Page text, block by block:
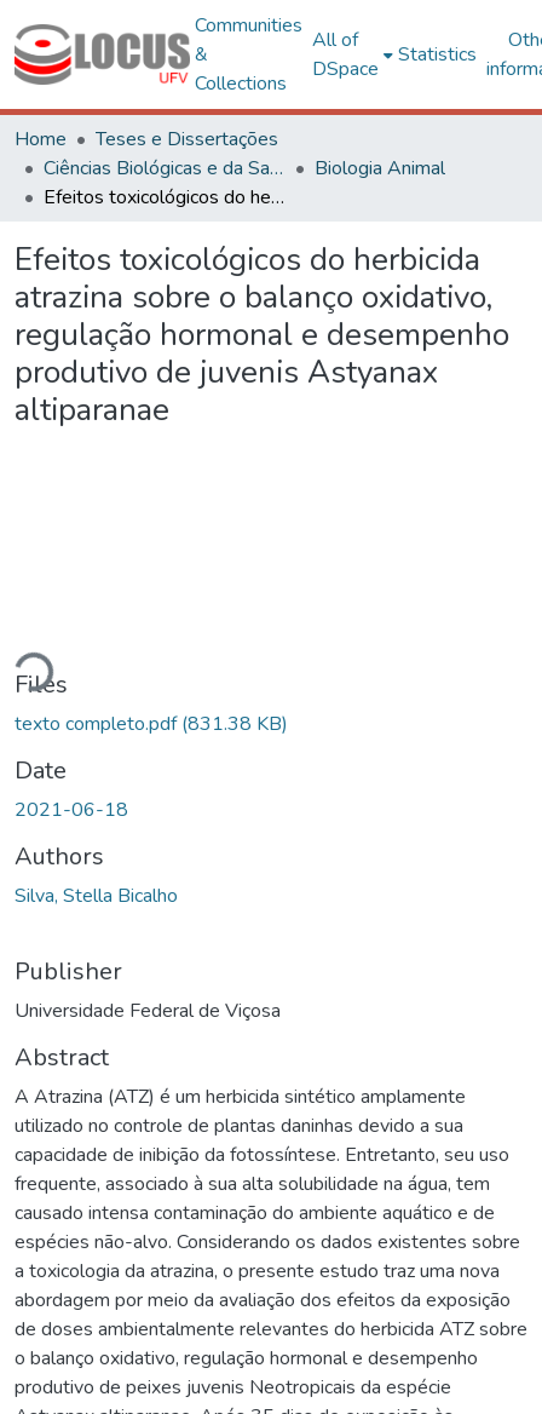
Communities
&
Collections
All of
DSpace
Statistics
Home
Teses e Dissertações
Ciências Biológicas e da Saúde
Biologia Animal
Efeitos toxicológicos do herbicida atrazina sobre o balanço oxidativo, regulação hormonal e desempenho produtivo de juvenis Astyanax altiparanae
Efeitos toxicológicos do herbicida
atrazina sobre o balanço oxidativo,
regulação hormonal e desempenho
produtivo de juvenis Astyanax
altiparanae
Loading...
Files
texto completo.pdf(831.38 KB)
Date
2021-06-18
Authors
Silva, Stella Bicalho
Publisher
Universidade Federal de Viçosa
Abstract
A Atrazina (ATZ) é um herbicida sintético amplamente
utilizado no controle de plantas daninhas devido a sua
capacidade de inibição da fotossíntese. Entretanto, seu uso
frequente, associado à sua alta solubilidade na água, tem
causado intensa contaminação do ambiente aquático e de
espécies não-alvo. Considerando os dados existentes sobre
a toxicologia da atrazina, o presente estudo traz uma nova
abordagem por meio da avaliação dos efeitos da exposição
de doses ambientalmente relevantes do herbicida ATZ sobre
o balanço oxidativo, regulação hormonal e desempenho
produtivo de peixes juvenis Neotropicais da espécie